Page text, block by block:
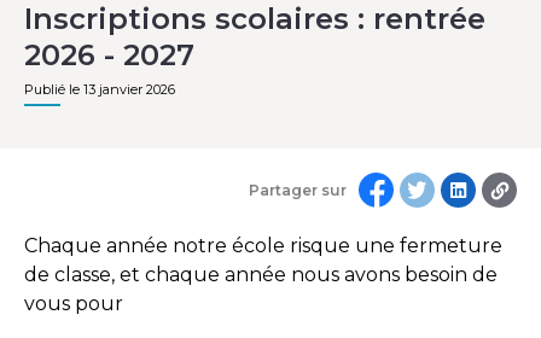
Inscriptions scolaires : rentrée
2026 - 2027
Publié le 13 janvier 2026
Partager sur
Chaque année notre école risque une fermeture
de classe, et chaque année nous avons besoin de
vous pour